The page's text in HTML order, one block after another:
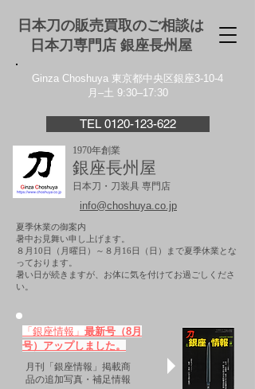
日本刀の販売買取のご相談は
日本刀専門店 銀座⻑州屋
Ginza Choshuya 東京都中央区銀座3-10-4
月–土 9:30–17:30
TEL 0120-123-622
1970年創業
銀座長州屋
日本刀・刀装具 専門店
info@choshuya.co.jp
夏季休業の御案内
暑中お見舞い申し上げます。
８月10日（月曜日）～８月16日（日）まで夏季休業とな
っております。
​暑い日が続きますが、お体に気を付けてお過ごしくださ
い。
「銀座情報」 最新号（8月
号）アップしました。
月刊「銀座情報」掲載商
品の追加写真・補足情報